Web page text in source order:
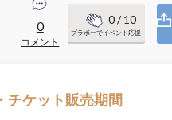
0
コメント
0/ 10
ブラボーでイベント応援
チケット販売期間